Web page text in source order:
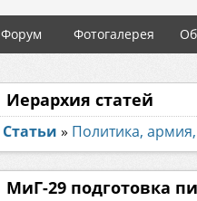
Форум Фотогалерея
Иерархия статей
Статьи » Политика,
МиГ-29 подготовка